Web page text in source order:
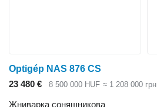
Optigép NAS 876 CS
23 480 €
8 500 000 HUF ≈ 1 208 000 грн
Жниварка соняшникова